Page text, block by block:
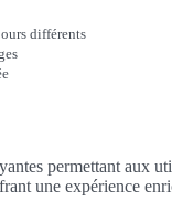
différents
permettant aux
une expérience